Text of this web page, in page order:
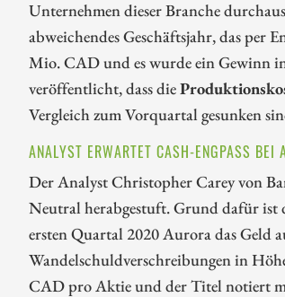
Unternehmen dieser Branche
abweichendes Geschäftsjahr, das per
Mio. CAD und es wurde ein Gewinn
veröffentlicht, dass die
Vergleich zum Vorquartal gesunken
ANALYST ERWARTET CASH-ENGPASS BEI
Der Analyst Christopher Carey von
Neutral herabgestuft. Grund dafür ist
ersten Quartal 2020 Aurora das Geld
Wandelschuldverschreibungen in
CAD pro Aktie und der Titel notiert